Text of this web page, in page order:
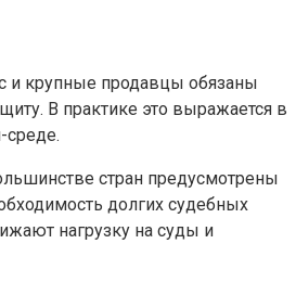
и крупные продавцы обязаны
В практике это выражается в
среде.
стран предусмотрены
долгих судебных
нагрузку на суды и